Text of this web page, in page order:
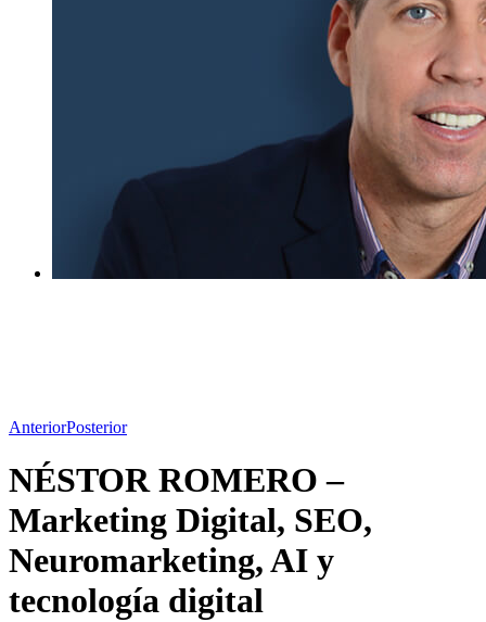
AnteriorPosterior
NÉSTOR ROMERO –
Marketing Digital, SEO,
Neuromarketing, AI y
tecnología digital